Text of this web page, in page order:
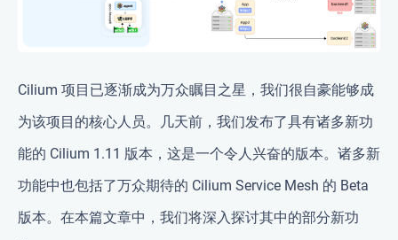
Cilium 项目已逐渐成为万众瞩目之星，我们很自豪能够成
为该项目的核心人员。几天前，我们发布了具有诸多新功
能的 Cilium 1.11 版本，这是一个令人兴奋的版本。诸多新
功能中也包括了万众期待的 Cilium Service Mesh 的 Beta
版本。在本篇文章中，我们将深入探讨其中的部分新功